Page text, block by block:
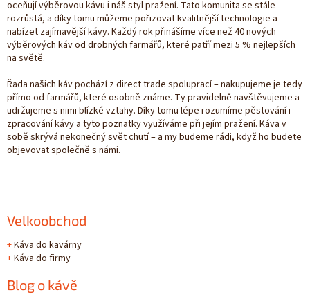
oceňují výběrovou kávu i náš styl pražení. Tato komunita se stále
rozrůstá, a díky tomu můžeme pořizovat kvalitnější technologie a
nabízet zajímavější kávy. Každý rok přinášíme více než 40 nových
výběrových káv od drobných farmářů, které patří mezi 5 % nejlepších
na světě.
Řada našich káv pochází z direct trade spoluprací – nakupujeme je tedy
přímo od farmářů, které osobně známe. Ty pravidelně navštěvujeme a
udržujeme s nimi blízké vztahy. Díky tomu lépe rozumíme pěstování i
zpracování kávy a tyto poznatky využíváme při jejím pražení. Káva v
sobě skrývá nekonečný svět chutí – a my budeme rádi, když ho budete
objevovat společně s námi.
Velkoobchod
+Káva do kavárny
+Káva do firmy
Blog o kávě